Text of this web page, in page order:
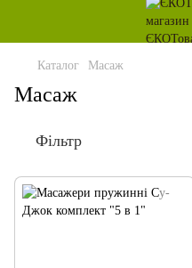
Каталог Масаж
Масаж
Фільтр